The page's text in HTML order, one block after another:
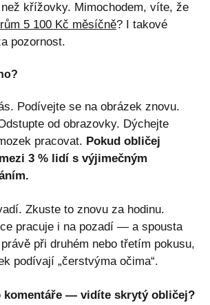
křížovky. Mimochodem, víte, že
5 100 Kč měsíčně? I takové
pozornost.
Podívejte se na obrázek znovu.
od obrazovky. Dýchejte
pracovat. Pokud obličej
3 % lidí s výjimečným
Zkuste to znovu za hodinu.
pracuje i na pozadí — a spousta
při druhém nebo třetím pokusu,
podívají „čerstvýma očima“.
komentáře — vidíte skrytý obličej?